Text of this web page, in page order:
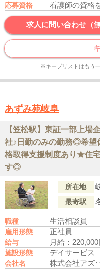
応募資格 看護師の資格
求人に問い合わせ（無
※キープリストはもう
あずみ苑岐阜
【笠松駅】東証一部上場
社♪日勤のみの勤務◎希
格取得支援制度あり★住
す◎
所在地
最寄駅
職種 生活相談員
雇用形態 正社員
給与 月給：220,000
施設形態 デイサービス
会社名 株式会社アズ